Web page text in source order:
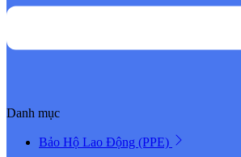
Danh mục
Bảo Hộ Lao Động (PPE)